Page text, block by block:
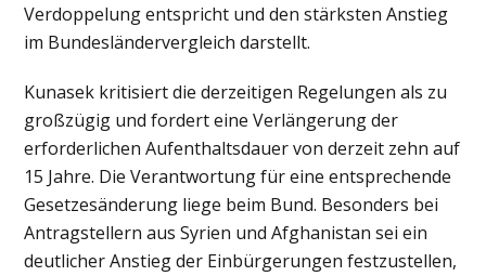
Verdoppelung entspricht und den stärksten Anstieg
im Bundesländervergleich darstellt.
Kunasek kritisiert die derzeitigen Regelungen als zu
großzügig und fordert eine Verlängerung der
erforderlichen Aufenthaltsdauer von derzeit zehn auf
15 Jahre. Die Verantwortung für eine entsprechende
Gesetzesänderung liege beim Bund. Besonders bei
Antragstellern aus Syrien und Afghanistan sei ein
deutlicher Anstieg der Einbürgerungen festzustellen,